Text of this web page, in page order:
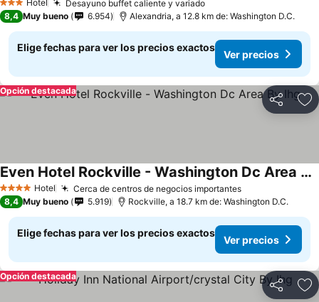
3 Estrellas
Hotel Desayuno buffet caliente y variadoVer precios
Ver precios
8,4 Muy bueno 6.954 Alexandria, a 12.8 km de: Washington D.C.
Elige fechas para ver los precios exactos
Ver precios
Compartir
Opción destacada
4 EstrellasHotel Cerca de centros de negocios importantesVer precios
Even Hotel Rockville - Washington Dc Area By Ihg
Ver precios
8,4 Muy bueno 5.919 Rockville, a 18.7 km de: Washington D.C.
Elige fechas para ver los precios exactos
Ver precios
Compartir
Opción destacada